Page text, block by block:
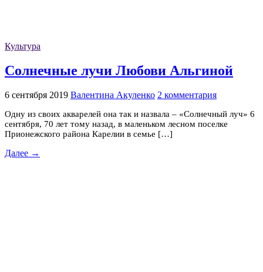
Культура
Солнечные лучи Любови Альгиной
6 сентября 2019 Валентина Акуленко 2 комментария
Одну из своих акварелей она так и назвала – «Солнечный луч» 6
сентября, 70 лет тому назад, в маленьком лесном поселке
Прионежского района Карелии в семье […]
Далее →